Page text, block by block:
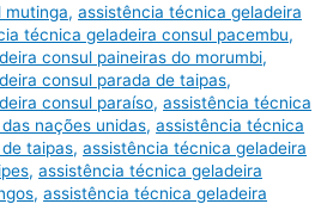
mutinga,assistência técnica geladeira
técnica geladeira consul pacembu,
consul paineiras do morumbi,
consul parada de taipas,
consul paraíso,assistência técnica
nações unidas,assistência técnica
taipas,assistência técnica geladeira
,assistência técnica geladeira
,assistência técnica geladeira